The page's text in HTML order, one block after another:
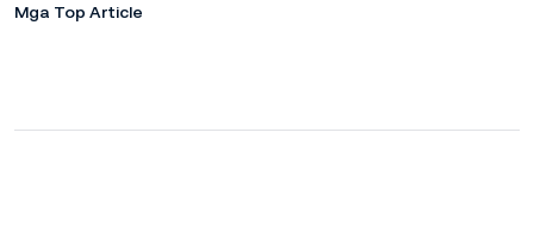
Mga Top Article